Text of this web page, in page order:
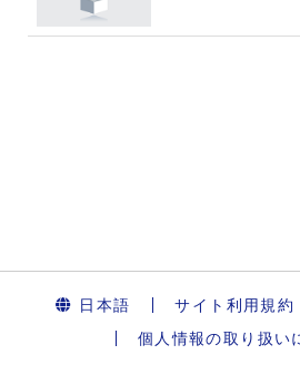
日本語 サイト利用規約
個人情報の取り扱い